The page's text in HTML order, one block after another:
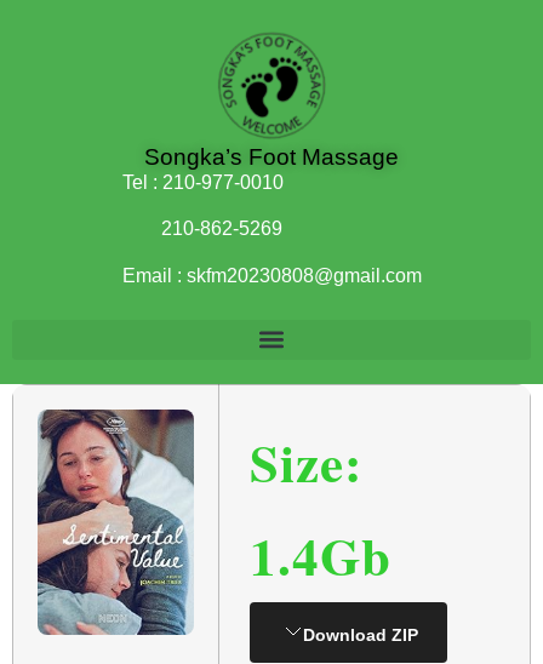
Songka’s Foot Massage
Tel : 210-977-0010
210-862-5269
Email : skfm20230808@gmail.com
Size:
1.4Gb
Download ZIP